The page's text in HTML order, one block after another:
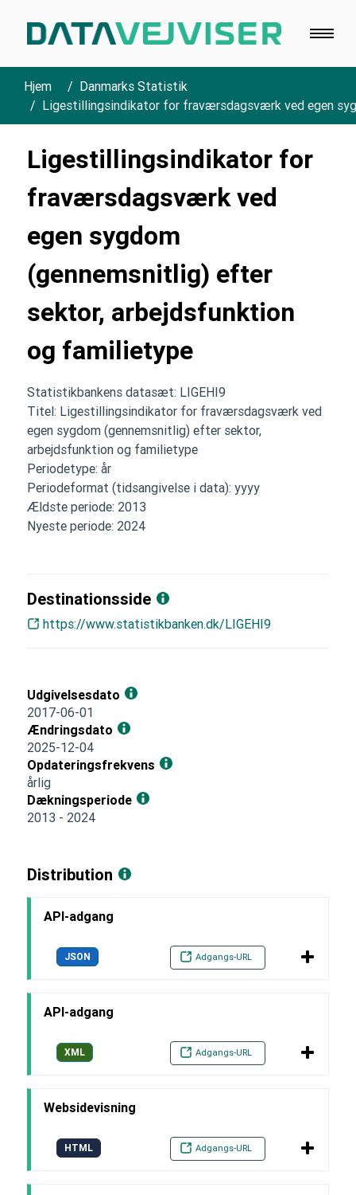
Hjem
Danmarks Statistik
Ligestillingsindikator for fraværsdagsværk ved egen
Ligestillingsindikator for
fraværsdagsværk ved
egen sygdom
(gennemsnitlig) efter
sektor, arbejdsfunktion
og familietype
Statistikbankens datasæt: LIGEHI9
Titel: Ligestillingsindikator for fraværsdagsværk ved
egen sygdom (gennemsnitlig) efter sektor,
arbejdsfunktion og familietype
Periodetype: år
Periodeformat (tidsangivelse i data): yyyy
Ældste periode: 2013
Nyeste periode: 2024
Destinationsside
https://www.statistikbanken.dk/LIGEHI9
Udgivelsesdato
2017-06-01
Ændringsdato
2025-12-04
Opdateringsfrekvens
årlig
Dækningsperiode
2013 - 2024
Distribution
API-adgang
JSON Adgangs-URL
API-adgang
XML Adgangs-URL
Websidevisning
HTML Adgangs-URL